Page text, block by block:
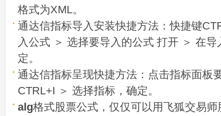
格式为XML。
通达信指标导入安装快捷方法：快捷键
入公式 ＞ 选择要导入的公式 打开 ＞ 在
定。
通达信指标呈现快捷方法：点击指标面板
CTRL+I ＞ 选择指标，确定。
alg格式股票公式，仅仅可以用飞狐交易